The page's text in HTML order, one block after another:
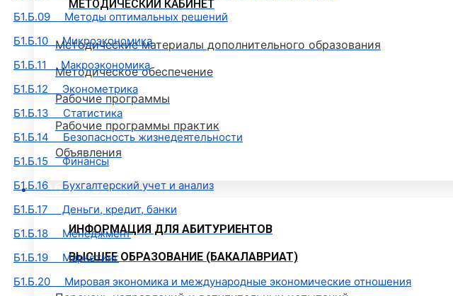
МЕТОДИЧЕСКИЙ КАБИНЕТ
Методические материалы дополнительного образования
Методическое обеспечение
Рабочие программы
Рабочие программы практик
Объявления
Абитуриенту
ИНФОРМАЦИЯ ДЛЯ АБИТУРИЕНТОВ
ВЫСШЕЕ ОБРАЗОВАНИЕ (БАКАЛАВРИАТ)
Б1.Б.09 Методы оптимальных решений
Б1.Б.10 Микроэкономика
Б1.Б.11 Макроэкономика
Б1.Б.12 Эконометрика
Б1.Б.13 Статистика
Б1.Б.14 Безопасность жизнедеятельности
Б1.Б.15 Финансы
Б1.Б.16 Бухгалтерский учет и анализ
Б1.Б.17 Деньги, кредит, банки
Б1.Б.18 Менеджмент
Б1.Б.19 Маркетинг
Б1.Б.20 Мировая экономика и международные экономические отношения